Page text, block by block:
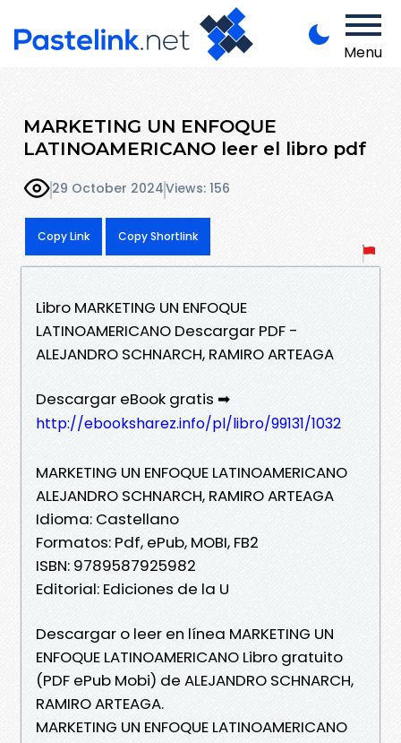
Menu
MARKETING UN ENFOQUE
LATINOAMERICANO leer el libro pdf
29 October 2024Views: 156
Copy Link Copy Shortlink
Libro MARKETING UN ENFOQUE
LATINOAMERICANO Descargar PDF -
ALEJANDRO SCHNARCH, RAMIRO ARTEAGA
Descargar eBook gratis ➡
http://ebooksharez.info/pl/libro/99131/1032
MARKETING UN ENFOQUE LATINOAMERICANO
ALEJANDRO SCHNARCH, RAMIRO ARTEAGA
Idioma: Castellano
Formatos: Pdf, ePub, MOBI, FB2
ISBN: 9789587925982
Editorial: Ediciones de la U
Descargar o leer en línea MARKETING UN
ENFOQUE LATINOAMERICANO Libro gratuito
(PDF ePub Mobi) de ALEJANDRO SCHNARCH,
RAMIRO ARTEAGA.
MARKETING UN ENFOQUE LATINOAMERICANO